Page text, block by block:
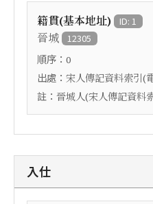
籍貫(基本地址) ID: 1
晉城 12305
順序： 0
出處： 宋人傳記資料索引(
註： 晉城人(宋人傳記資料
入仕